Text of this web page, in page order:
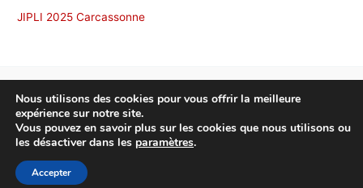
JIPLI 2025 Carcassonne
Copyright © 2026 NonscÔ Toulouse
Politique de confidentialité
Nous utilisons des cookies pour vous offrir la meilleure
expérience sur notre site.
Vous pouvez en savoir plus sur les cookies que nous utilisons ou
les désactiver dans les paramètres.
Accepter